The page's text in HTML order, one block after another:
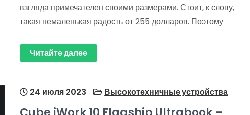
взгляда примечателен своими размерами. Стоит, к слову,
такая немаленькая радость от 255 долларов. Поэтому
Читайте далее
24 июля 2023 Высокотехничные устройства